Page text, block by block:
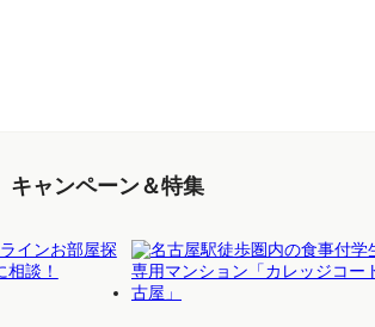
キャンペーン＆特集